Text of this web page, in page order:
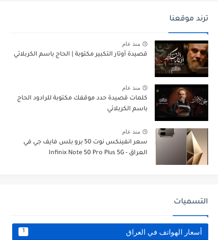
ترند موقعنا
منذ عام
قصيدة أوتار التكبير مكتوبة | الحاج باسم الكربلائي
منذ عام
كلمات قصيدة حدد موقفك مكتوبة للرادود الحاج
باسم الكربلائي
منذ عام
سعر انفينكس نوت 50 برو بلس فايف جي في
العراق - Infinix Note 50 Pro Plus 5G
التسميات
أسعار الهواتف في العراق 1